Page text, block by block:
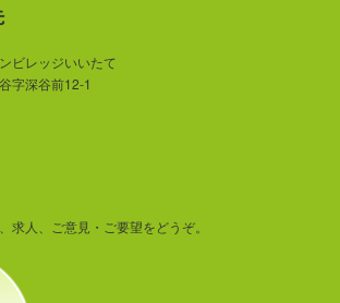
ビレッジいいたて
字深谷前12-1
求人、ご意見・ご要望をどうぞ。